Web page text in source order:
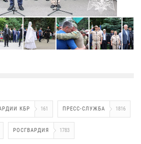
КБР 161 ПРЕСС-СЛУЖБА 1816
РОСГВАРДИЯ 1783